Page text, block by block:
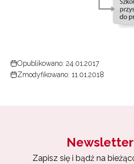
Opublikowano: 24.01.2017
Zmodyfikowano: 11.01.2018
Newsletter
Zapisz się i bądź na